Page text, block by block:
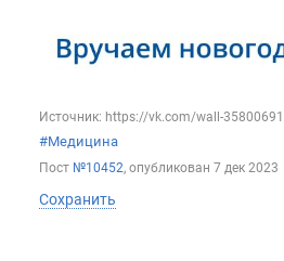
Источник: https://vk.com/wall-
#Медицина
Пост №10452, опубликован 7 дек 2023
Сохранить